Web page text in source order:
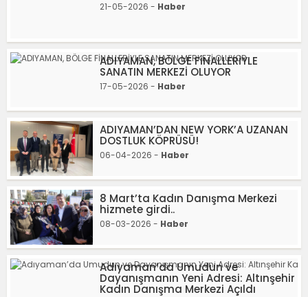
21-05-2026 - Haber
ADIYAMAN, BÖLGE FİNALLERİYLE
SANATIN MERKEZİ OLUYOR
17-05-2026 - Haber
ADIYAMAN’DAN NEW YORK’A UZANAN
DOSTLUK KÖPRÜSÜ!
06-04-2026 - Haber
8 Mart’ta Kadın Danışma Merkezi
hizmete girdi..
08-03-2026 - Haber
Adıyaman’da Umudun ve
Dayanışmanın Yeni Adresi: Altınşehir
Kadın Danışma Merkezi Açıldı